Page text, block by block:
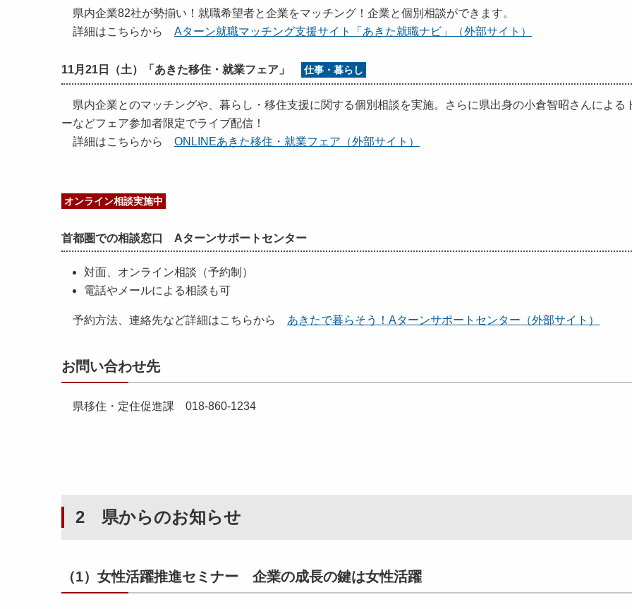
県内企業82社が勢揃い！就職希望者と企業をマッチング！企業と個別相談ができます。
詳細はこちらから Aターン就職マッチング支援サイト「あきた就職ナビ」（外部サイト）
11月21日（土）「あきた移住・就業フェア」 仕事・暮らし
県内企業とのマッチングや、暮らし・移住支援に関する個別相談を実施。さらに県出身の小倉智昭さんによる
ーなどフェア参加者限定でライブ配信！
詳細はこちらから ONLINEあきた移住・就業フェア（外部サイト）
オンライン相談実施中
首都圏での相談窓口 Aターンサポートセンター
対面、オンライン相談（予約制）
電話やメールによる相談も可
予約方法、連絡先など詳細はこちらから あきたで暮らそう！Aターンサポートセンター（外部サイト）
お問い合わせ先
県移住・定住促進課 018-860-1234
2 県からのお知らせ
（1）女性活躍推進セミナー 企業の成長の鍵は女性活躍